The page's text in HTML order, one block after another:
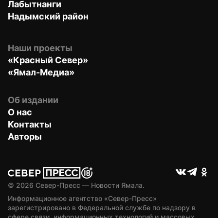
Лабытнанги
Надымский район
Наши проекты
«Красный Север»
«Ямал-Медиа»
Об издании
О нас
Контакты
Авторы
© 2026 Север-Пресс — Новости Ямала.
Информационное агентство «Север-Пресс»
зарегистрировано в Федеральной службе по надзору в